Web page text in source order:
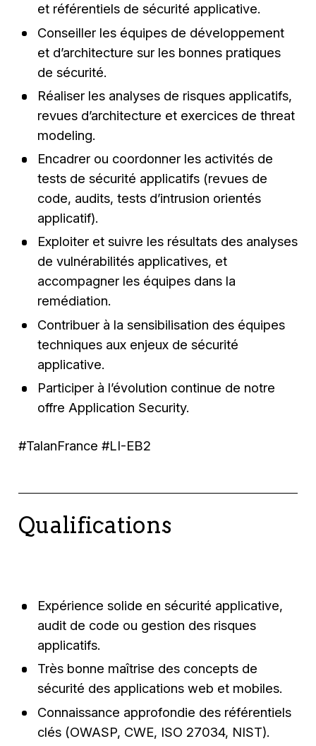
et référentiels de sécurité applicative.
Conseiller les équipes de développement
et d’architecture sur les bonnes pratiques
de sécurité.
Réaliser les analyses de risques applicatifs,
revues d’architecture et exercices de threat
modeling.
Encadrer ou coordonner les activités de
tests de sécurité applicatifs (revues de
code, audits, tests d’intrusion orientés
applicatif).
Exploiter et suivre les résultats des analyses
de vulnérabilités applicatives, et
accompagner les équipes dans la
remédiation.
Contribuer à la sensibilisation des équipes
techniques aux enjeux de sécurité
applicative.
Participer à l’évolution continue de notre
offre Application Security.
#TalanFrance #LI-EB2
Qualifications
Expérience solide en sécurité applicative,
audit de code ou gestion des risques
applicatifs.
Très bonne maîtrise des concepts de
sécurité des applications web et mobiles.
Connaissance approfondie des référentiels
clés (OWASP, CWE, ISO 27034, NIST).